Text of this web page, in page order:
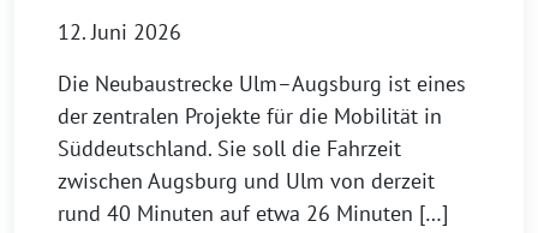
12. Juni 2026
Die Neubaustrecke Ulm–Augsburg ist eines
der zentralen Projekte für die Mobilität in
Süddeutschland. Sie soll die Fahrzeit
zwischen Augsburg und Ulm von derzeit
rund 40 Minuten auf etwa 26 Minuten […]